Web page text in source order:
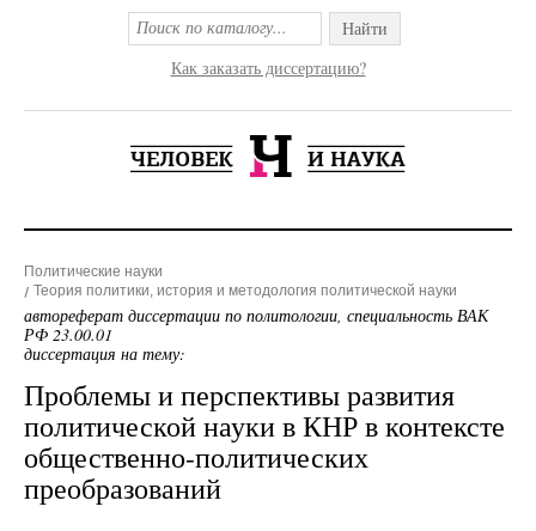
Найти
Как заказать диссертацию?
Политические науки
Теория политики, история и методология политической науки
автореферат диссертации по политологии, специальность ВАК
РФ 23.00.01
диссертация на тему:
Проблемы и перспективы развития
политической науки в КНР в контексте
общественно-политических
преобразований